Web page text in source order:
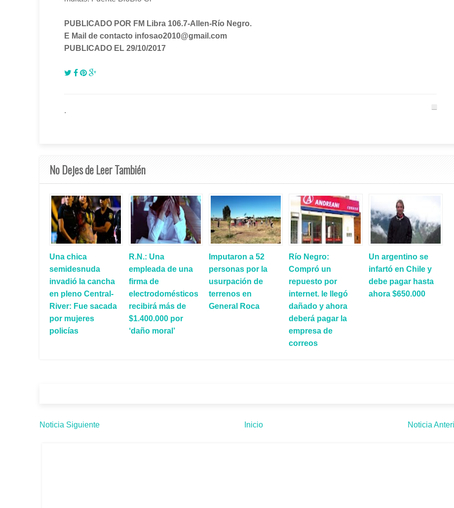
PUBLICADO POR FM Libra 106.7-Allen-Río Negro.
E Mail de contacto infosao2010@gmail.com
PUBLICADO EL 29/10/2017
.
No Dejes de Leer También
Una chica
semidesnuda
invadió la cancha
en pleno Central-
River: Fue sacada
por mujeres
policías
R.N.: Una
empleada de una
firma de
electrodomésticos
recibirá más de
$1.400.000 por
‘daño moral’
Imputaron a 52
personas por la
usurpación de
terrenos en
General Roca
Río Negro:
Compró un
repuesto por
internet. le llegó
dañado y ahora
deberá pagar la
empresa de
correos
Un argentino se
infartó en Chile y
debe pagar hasta
ahora $650.000
Noticia Siguiente Inicio Noticia